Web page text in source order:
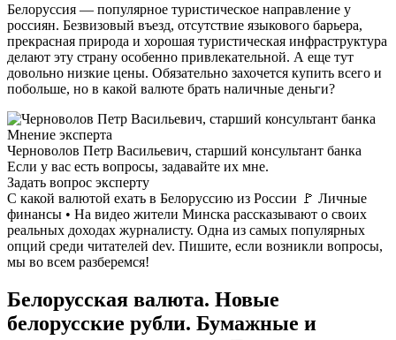
Белоруссия — популярное туристическое направление у
россиян. Безвизовый въезд, отсутствие языкового барьера,
прекрасная природа и хорошая туристическая инфраструктура
делают эту страну особенно привлекательной. А еще тут
довольно низкие цены. Обязательно захочется купить всего и
побольше, но в какой валюте брать наличные деньги?
Мнение эксперта
Черноволов Петр Васильевич, старший консультант банка
Если у вас есть вопросы, задавайте их мне.
Задать вопрос эксперту
С какой валютой ехать в Белоруссию из России 🚩 Личные
финансы • На видео жители Минска рассказывают о своих
реальных доходах журналисту. Одна из самых популярных
опций среди читателей dev. Пишите, если возникли вопросы,
мы во всем разберемся!
Белорусская валюта. Новые
белорусские рубли. Бумажные и